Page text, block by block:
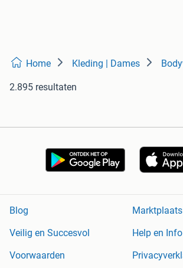
Home Kleding | Dames
2.895 resultaten
Blog
Veilig en Succesvol
Help en Info
Voorwaarden